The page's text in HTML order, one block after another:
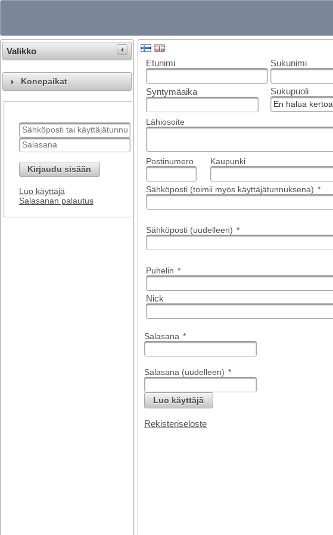
Valikko
Konepaikat
Kirjaudu sisään
Luo käyttäjä
Salasanan palautus
Etunimi Sukunimi
Syntymäaika Sukupuoli
En halua kertoa
Lähiosoite
Postinumero Kaupunki
Sähköposti (toimii myös käyttäjätunnuksena) *
Sähköposti (uudelleen) *
Puhelin *
Nick
Salasana *
Salasana (uudelleen) *
Luo käyttäjä
Rekisteriseloste